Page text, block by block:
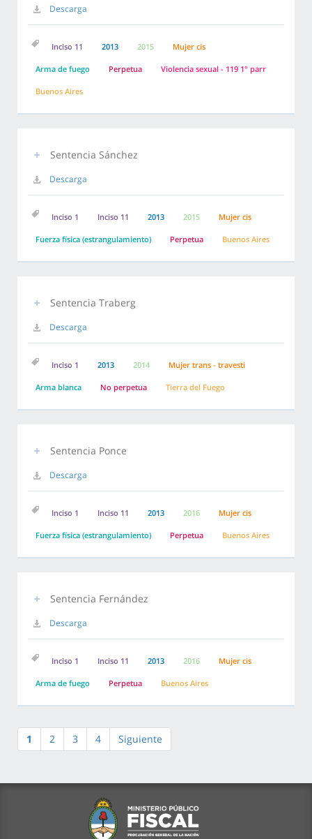
Descarga
Inciso 11 2013 2015 Mujer cis
Arma de fuego Perpetua Violencia sexual - 119 1° parr
Buenos Aires
Sentencia Sánchez
Descarga
Inciso 1 Inciso 11 2013 2015 Mujer cis
Fuerza física (estrangulamiento) Perpetua Buenos Aires
Sentencia Traberg
Descarga
Inciso 1 2013 2014 Mujer trans - travesti
Arma blanca No perpetua Tierra del Fuego
Sentencia Ponce
Descarga
Inciso 1 Inciso 11 2013 2016 Mujer cis
Fuerza física (estrangulamiento) Perpetua Buenos Aires
Sentencia Fernández
Descarga
Inciso 1 Inciso 11 2013 2016 Mujer cis
Arma de fuego Perpetua Buenos Aires
1 2 3 4 Siguiente